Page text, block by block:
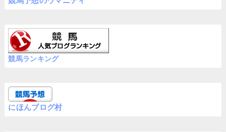
競馬ランキング
にほんブログ村